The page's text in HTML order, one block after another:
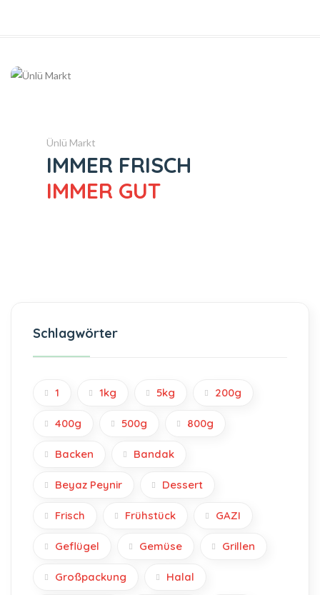
Ünlü Markt
IMMER FRISCH
IMMER GUT
Schlagwörter
1 1kg 5kg 200g
400g 500g 800g
Backen Bandak
Beyaz Peynir Dessert
Frisch Frühstück GAZI
Geflügel Gemüse Grillen
Großpackung Halal